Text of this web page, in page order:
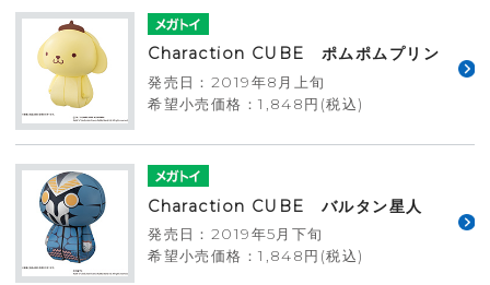
Charaction CUBE ポムポムプリン
発売日：2019年8月上旬
希望小売価格：1,848円(税込)
Charaction CUBE バルタン星人
発売日：2019年5月下旬
希望小売価格：1,848円(税込)